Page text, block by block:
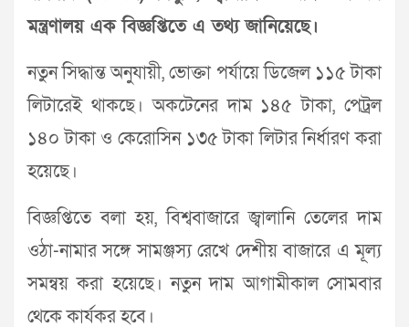
মন্ত্রণালয় এক বিজ্ঞপ্তিতে এ তথ্য জানিয়েছে।
নতুন সিদ্ধান্ত অনুযায়ী, ভোক্তা পর্যায়ে ডিজেল ১১৫ টাকা
লিটারেই থাকছে। অকটেনের দাম ১৪৫ টাকা, পেট্রল
১৪০ টাকা ও কেরোসিন ১৩৫ টাকা লিটার নির্ধারণ করা
হয়েছে।
বিজ্ঞপ্তিতে বলা হয়, বিশ্ববাজারে জ্বালানি তেলের দাম
ওঠা-নামার সঙ্গে সামঞ্জস্য রেখে দেশীয় বাজারে এ মূল্য
সমন্বয় করা হয়েছে। নতুন দাম আগামীকাল সোমবার
থেকে কার্যকর হবে।